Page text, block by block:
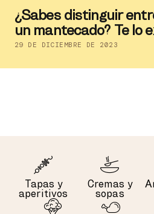
¿Sabes distinguir
un mantecado? Te lo
29 DE DICIEMBRE DE 2023
Tapas y
aperitivos
Cremas y
sopas